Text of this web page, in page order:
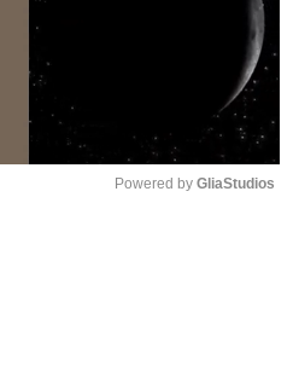
Powered by GliaStudios